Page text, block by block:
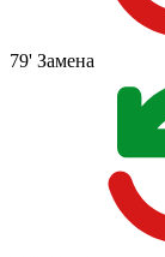
79' Замена